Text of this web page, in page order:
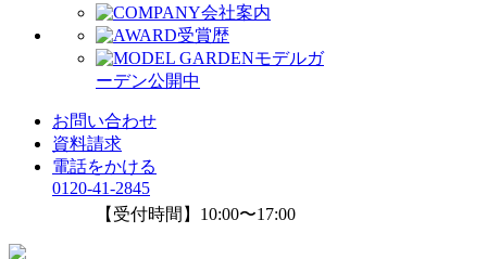
会社案内
受賞歴
モデルガ
ーデン公開中
お問い合わせ
資料請求
電話をかける
0120-41-2845
【受付時間】10:00〜17:00